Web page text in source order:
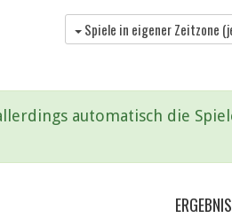
Spiele in eigener Zeitzone
automatisch die
ERGEBNIS